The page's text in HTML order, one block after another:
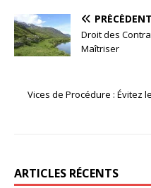
PRÉCÉDENT
Droit des
Maîtriser
Vices de Procédure : Évitez
ARTICLES RÉCENTS